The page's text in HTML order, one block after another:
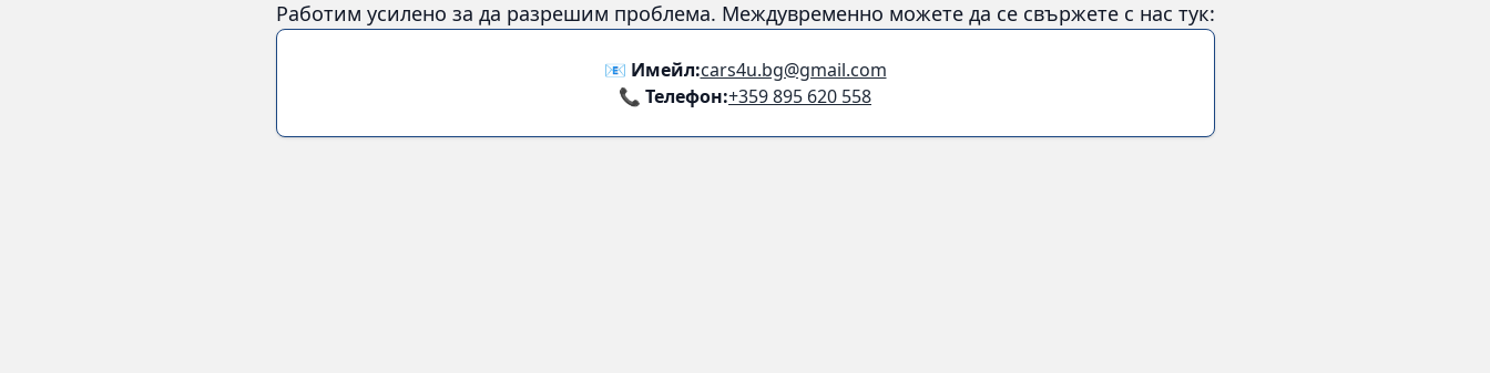
Работим усилено за да разрешим проблема. Междувременно можете да се свържете с нас тук:
📧 Имейл:cars4u.bg@gmail.com
📞 Телефон:+359 895 620 558